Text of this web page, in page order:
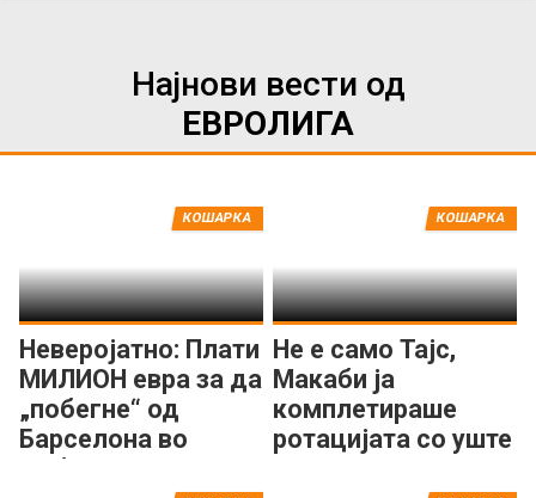
Најнови вести од
ЕВРОЛИГА
Неверојатно: Плати
МИЛИОН евра за да
„побегне“ од
Барселона во
Дубаи!
КОШАРКА
Не е само Тајс,
Макаби ја
комплетираше
ротацијата со уште
КОШАРКА